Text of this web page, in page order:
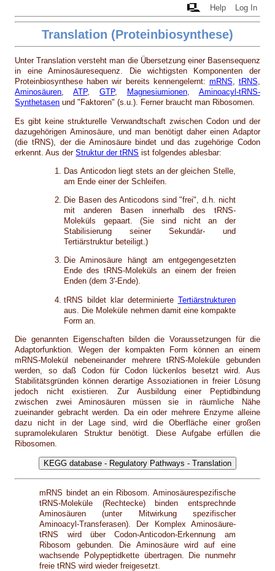
Help Log In
Translation (Proteinbiosynthese)
Unter Translation versteht man die Übersetzung einer Basensequenz
in eine Aminosäuresequenz. Die wichtigsten Komponenten der
Proteinbiosynthese haben wir bereits kennengelernt: mRNS, tRNS,
Aminosäuren,ATP, GTP, Magnesiumionen, Aminoacyl-tRNS-
Synthetasen und "Faktoren" (s.u.). Ferner braucht man Ribosomen.
Es gibt keine strukturelle Verwandtschaft zwischen Codon und der
dazugehörigen Aminosäure, und man benötigt daher einen Adaptor
(die tRNS), der die Aminosäure bindet und das zugehörige Codon
erkennt. Aus derStruktur der tRNS ist folgendes ablesbar:
Das Anticodon liegt stets an der gleichen Stelle,
am Ende einer der Schleifen.
Die Basen des Anticodons sind "frei", d.h. nicht
mit anderen Basen innerhalb des tRNS-
Moleküls gepaart. (Sie sind nicht an der
Stabilisierung seiner Sekundär- und
Tertiärstruktur beteiligt.)
Die Aminosäure hängt am entgegengesetzten
Ende des tRNS-Moleküls an einem der freien
Enden (dem 3'-Ende).
tRNS bildet klar determinierte Tertiärstrukturen
aus. Die Moleküle nehmen damit eine kompakte
Form an.
Die genannten Eigenschaften bilden die Voraussetzungen für die
Adaptorfunktion. Wegen der kompakten Form können an einem
mRNS-Molekül nebeneinander mehrere tRNS-Moleküle gebunden
werden, so daß Codon für Codon lückenlos besetzt wird. Aus
Stabilitätsgründen können derartige Assoziationen in freier Lösung
jedoch nicht existieren. Zur Ausbildung einer Peptidbindung
zwischen zwei Aminosäuren müssen sie in räumliche Nähe
zueinander gebracht werden. Da ein oder mehrere Enzyme alleine
dazu nicht in der Lage sind, wird die Oberfläche einer großen
supramolekularen Struktur benötigt. Diese Aufgabe erfüllen die
Ribosomen.
mRNS bindet an ein Ribosom. Aminosäurespezifische
tRNS-Moleküle (Rechtecke) binden entsprechnde
Aminosäuren (unter Mitwirkung spezifischer
Aminoacyl-Transferasen). Der Komplex Aminosäure-
tRNS wird über Codon-Anticodon-Erkennung am
Ribosom gebunden. Die Aminosäure wird auf eine
wachsende Polypeptidkette übertragen. Die nunmehr
freie tRNS wird wieder freigesetzt.